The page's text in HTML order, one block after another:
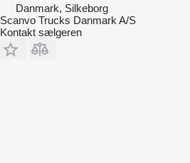
Danmark, Silkeborg
Scanvo Trucks Danmark A/S
Kontakt sælgeren